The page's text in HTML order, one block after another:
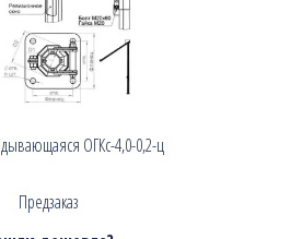
ОГКс-4,0-0,2-ц
Предзаказ